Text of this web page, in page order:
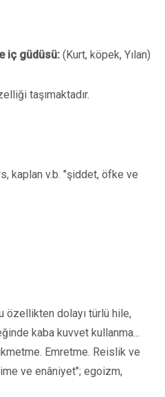
iç güdüsü: (Kurt, köpek, Yılan)
taşımaktadır.
kaplan v.b. "şiddet, öfke ve
özellikten dolayı türlü hile,
kaba kuvvet kullanma...
Emretme. Reislik ve
ve enâniyet"; egoizm,